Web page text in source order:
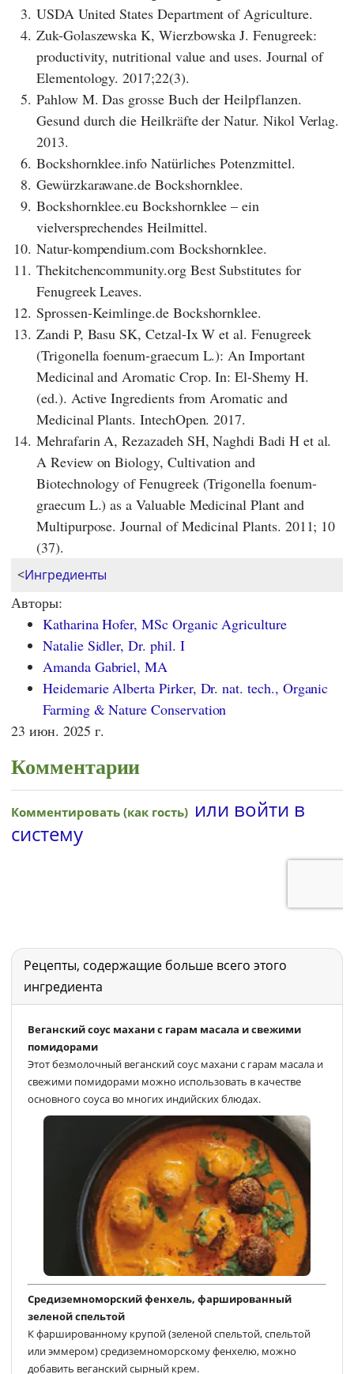
3. USDA United States Department of Agriculture.
4. Zuk-Golaszewska K, Wierzbowska J. Fenugreek:
productivity, nutritional value and uses. Journal of
Elementology. 2017;22(3).
5. Pahlow M. Das grosse Buch der Heilpflanzen.
Gesund durch die Heilkräfte der Natur. Nikol Verlag.
2013.
6. Bockshornklee.info Natürliches Potenzmittel.
8. Gewürzkarawane.de Bockshornklee.
9. Bockshornklee.eu Bockshornklee – ein
vielversprechendes Heilmittel.
10. Natur-kompendium.com Bockshornklee.
11. Thekitchencommunity.org Best Substitutes for
Fenugreek Leaves.
12. Sprossen-Keimlinge.de Bockshornklee.
13. Zandi P, Basu SK, Cetzal-Ix W et al. Fenugreek
(Trigonella foenum-graecum L.): An Important
Medicinal and Aromatic Crop. In: El-Shemy H.
(ed.). Active Ingredients from Aromatic and
Medicinal Plants. IntechOpen. 2017.
14. Mehrafarin A, Rezazadeh SH, Naghdi Badi H et al.
A Review on Biology, Cultivation and
Biotechnology of Fenugreek (Trigonella foenum-
graecum L.) as a Valuable Medicinal Plant and
Multipurpose. Journal of Medicinal Plants. 2011; 10
(37).
<Ингредиенты
Авторы:
Katharina Hofer, MSc Organic Agriculture
Natalie Sidler, Dr. phil. I
Amanda Gabriel, MA
Heidemarie Alberta Pirker, Dr. nat. tech., Organic
Farming & Nature Conservation
23 июн. 2025 г.
Комментарии
Рецепты, содержащие больше всего этого
ингредиента
Веганский соус махани с гарам масала и свежими
помидорами
Этот безмолочный веганский соус махани с гарам масала и
свежими помидорами можно использовать в качестве
основного соуса во многих индийских блюдах.
Средиземноморский фенхель, фаршированный
зеленой спельтой
К фаршированному крупой (зеленой спельтой, спельтой
или эммером) средиземноморскому фенхелю, можно
добавить веганский сырный крем.